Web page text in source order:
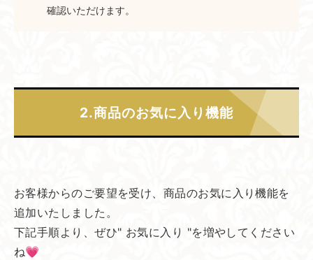
確認いただけます。
2.商品の​お気に入り機能
お客様からのご要望を受け、商品のお気に入り機能を
追加いたしました。
下記手順より、ぜひ" お気に入り "を増やしてください
ね💗